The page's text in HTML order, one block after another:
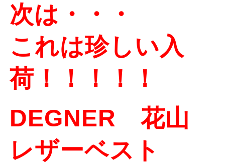
次は・・・
これは珍しい入
荷！！！！！
DEGNER 花山
レザーベスト